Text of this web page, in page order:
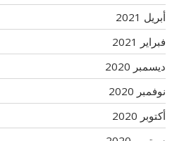
أبريل 2021
فبراير 2021
ديسمبر 2020
نوفمبر 2020
أكتوبر 2020